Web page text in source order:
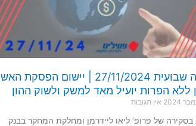
סקירה שבועית 27/11/2024 | יישום הפסקת האש
ללא הפרות יועיל מאד למשק ולשוק ההון
אין תגובות
של פרופ’ ליאו ליידרמן ומחלקת המחקר בבנק